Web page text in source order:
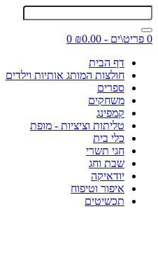
0 פריט\ים - ₪0.00
0
דף הבית
חולצות המותג אותיות וילדים
ספרים
משחקים
קמפינג
טליתות וציציות - מופת
כלי בית
חגי תשרי
שבת וחג
יודאיקה
איפור וטיפוח
תכשיטים